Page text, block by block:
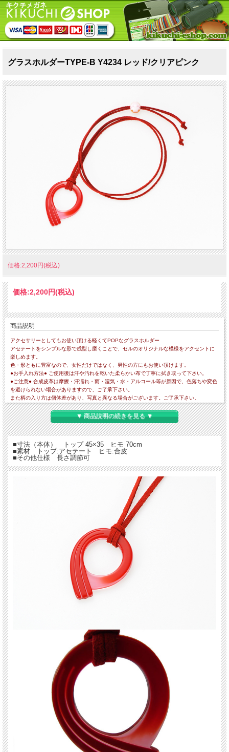
グラスホルダーTYPE‐B Y4234 レッド/クリアピンク
価格:2,200円(税込)
価格:2,200円(税込)
商品説明
アクセサリーとしてもお使い頂ける軽くてPOPなグラスホルダー
アセテートをシンプルな形で成型し磨くことで、セルのオリジナルな模様をアクセントに
楽しめます。
色・形ともに豊富なので、女性だけではなく、男性の方にもお使い頂けます。
●お手入れ方法● ご使用後は汗や汚れを乾いた柔らかい布で丁寧に拭き取って下さい。
●ご注意● 合成皮革は摩擦・汗濡れ・雨・湿気・水・アルコール等が原因で、色落ちや変色
を避けられない場合がありますので、ご了承下さい。
また柄の入り方は個体差があり、写真と異なる場合がございます。ご了承下さい。
▼ 商品説明の続きを見る ▼
■寸法（本体） トップ 45×35 ヒモ 70cm
■素材 トップ:アセテート ヒモ:合皮
■その他仕様 長さ調節可